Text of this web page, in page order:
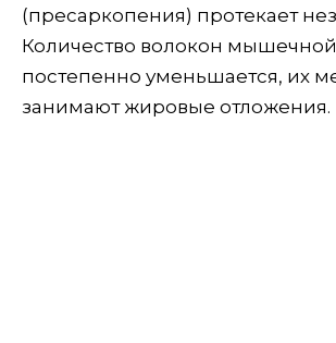
(пресаркопения) протекает
Количество волокон мышечной
постепенно уменьшается, их
занимают жировые отложения.